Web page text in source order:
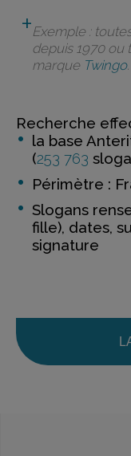
Exemple :
depuis 1970 ou
marque Twingo.
Recherche
la base
(253 763
Périmètre :
Slogans
fille), dates,
signature